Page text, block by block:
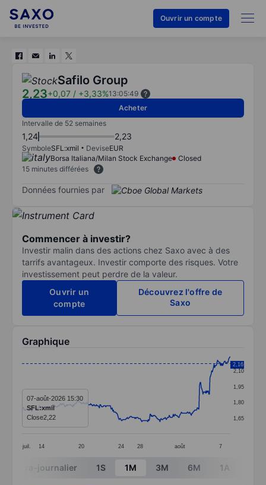
Ouvrir un compte
Safilo Group
2,23+0,07 / +3,33%13:05:49
Acheter
Intervalle de 52 semaines
1,24 2,23
SymboleSFL:xmil DeviseEUR
Borsa Italiana/Milan Stock Exchange
Closed
15 minutes différées
Données fournies par
Commencer à investir?
Investir malin dans des actions chez Saxo avec à des
tarrifs avantageux. Investir comporte des risques. Votre
investissement peut perdre de la valeur.
Ouvrir un
compte
Découvrez l'offre de
Saxo
Graphique
The chart has 1 X axis displaying categories.
The chart has 1 Y axis displaying values. Data
juil. 14 20 24 28 août 7
1,65
1,80
1,95
2,10
2,16
07-août-2026 15:30
SFL:xmil
Close2,22
End of interactive chart.
Intra-journalier 1S 1M 3M 6M 1A